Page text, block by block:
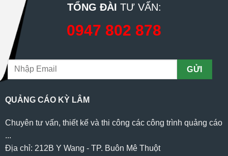
TỔNG ĐÀI TƯ VẤN:
0947 802 878
QUẢNG CÁO KỲ LÂM
Chuyên tư vấn, thiết kế và thi công các công trình quảng cáo
...
Địa chỉ: 212B Y Wang - TP. Buôn Mê Thuột